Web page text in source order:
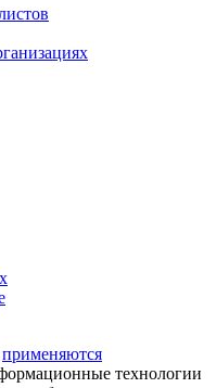
применяются
технологии